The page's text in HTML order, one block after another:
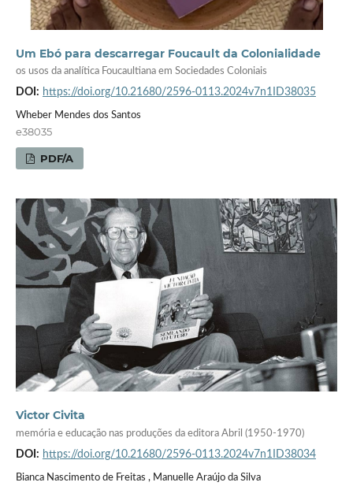
Um Ebó para descarregar Foucault da Colonialidade
os usos da analítica Foucaultiana em Sociedades Coloniais
DOI: https://doi.org/10.21680/2596-0113.2024v7n1ID38035
Wheber Mendes dos Santos
e38035
PDF/A
Victor Civita
memória e educação nas produções da editora Abril (1950-1970)
DOI: https://doi.org/10.21680/2596-0113.2024v7n1ID38034
Bianca Nascimento de Freitas , Manuelle Araújo da Silva